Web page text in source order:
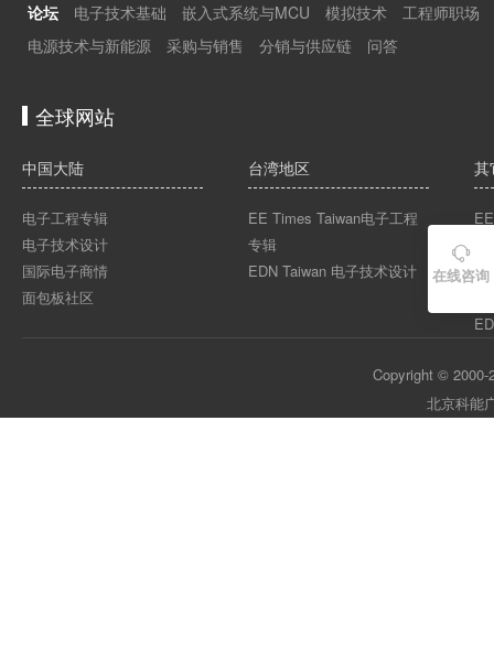
论坛 电子技术基础 嵌入式系统与MCU 模拟技术
工程师职场
电源技术与新能源
采购与销售 分销与供应链 问答
全球网站
中国大陆
电子工程专辑
电子技术设计
国际电子商情
面包板社区
台湾地区
EE Times Taiwan电子工程
专辑
EDN Taiwan 电子技术设计
其
Copyright © 2000-
北京科能

在线咨询